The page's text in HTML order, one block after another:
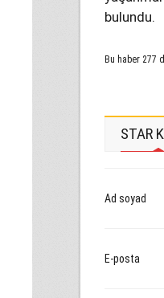
bulundu.
Bu haber 277
STAR
Ad soyad
E-posta